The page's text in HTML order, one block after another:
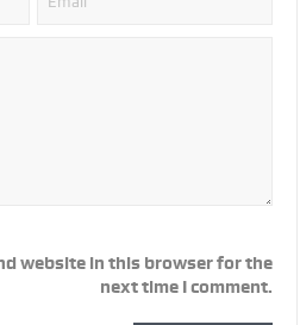
website in this browser for the
next time I comment.